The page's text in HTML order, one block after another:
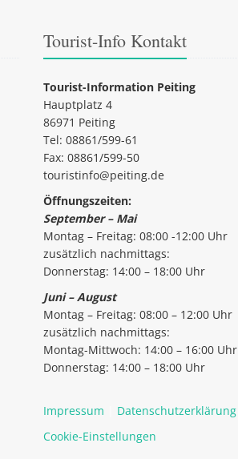
Tourist-Info Kontakt
Tourist-Information Peiting
Hauptplatz 4
86971 Peiting
Tel: 08861/599-61
Fax: 08861/599-50
touristinfo@peiting.de
Öffnungszeiten:
September – Mai
Montag – Freitag: 08:00 -12:00 Uhr
zusätzlich nachmittags:
Donnerstag: 14:00 – 18:00 Uhr
Juni – August
Montag – Freitag: 08:00 – 12:00 Uhr
zusätzlich nachmittags:
Montag-Mittwoch: 14:00 – 16:00 Uhr
Donnerstag: 14:00 – 18:00 Uhr
Impressum
Datenschutzerklärung
Cookie-Einstellungen